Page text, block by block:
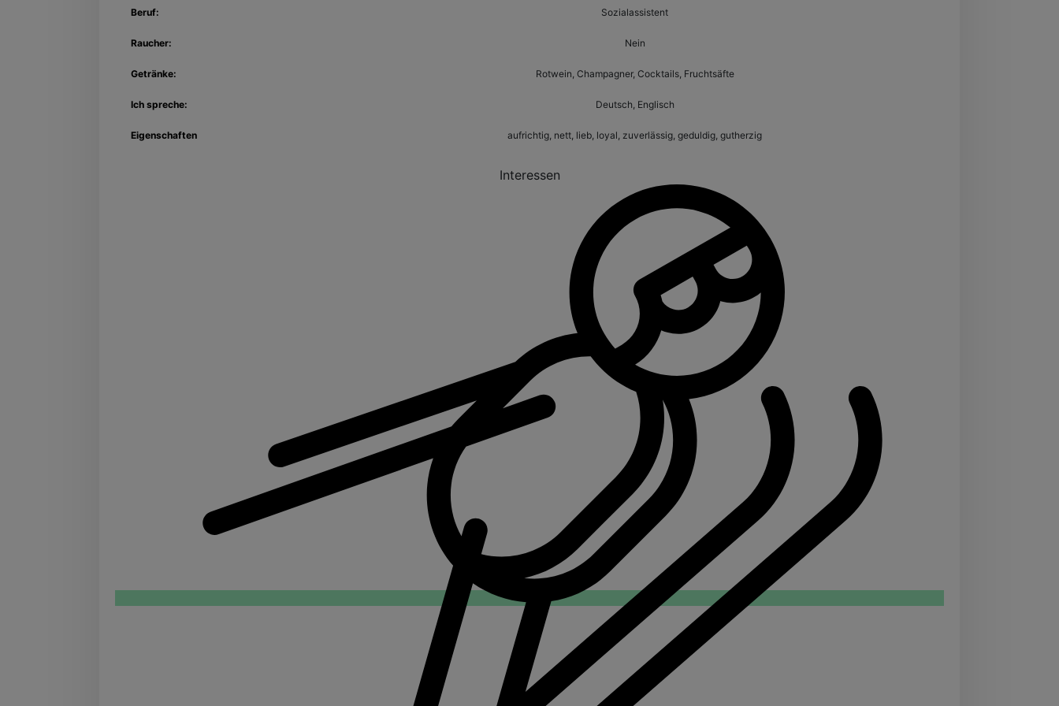
Beruf: Sozialassistent
Raucher: Nein
Getränke: Rotwein, Champagner, Cocktails, Fruchtsäfte
Ich spreche: Deutsch, Englisch
Eigenschaften aufrichtig, nett, lieb, loyal, zuverlässig, geduldig, gutherzig
Interessen